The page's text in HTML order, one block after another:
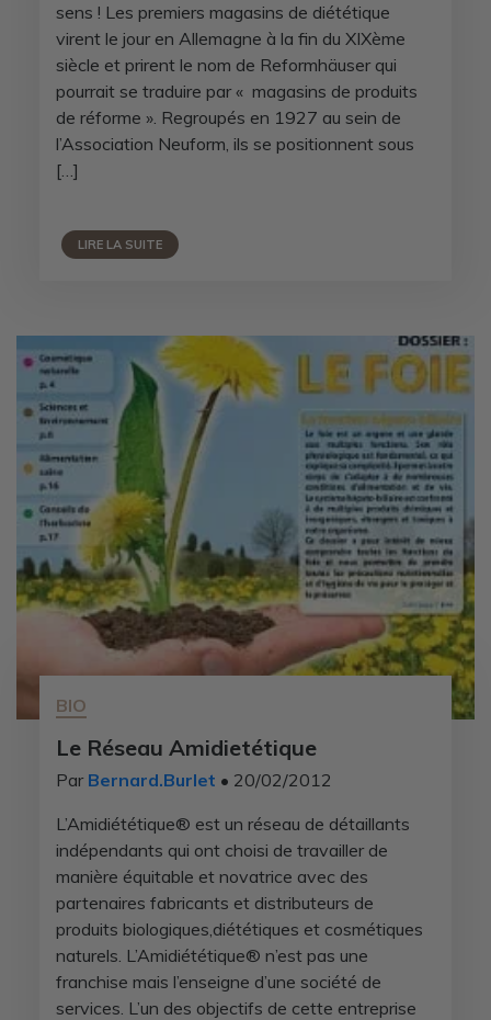
sens ! Les premiers magasins de diététique
virent le jour en Allemagne à la fin du XIXème
siècle et prirent le nom de Reformhäuser qui
pourrait se traduire par « magasins de produits
de réforme ». Regroupés en 1927 au sein de
l’Association Neuform, ils se positionnent sous
[…]
LIRE LA SUITE
BIO
Le Réseau Amidietétique
Par Bernard.Burlet • 20/02/2012
L’Amidiététique® est un réseau de détaillants
indépendants qui ont choisi de travailler de
manière équitable et novatrice avec des
partenaires fabricants et distributeurs de
produits biologiques,diététiques et cosmétiques
naturels. L’Amidiététique® n’est pas une
franchise mais l’enseigne d’une société de
services. L’un des objectifs de cette entreprise